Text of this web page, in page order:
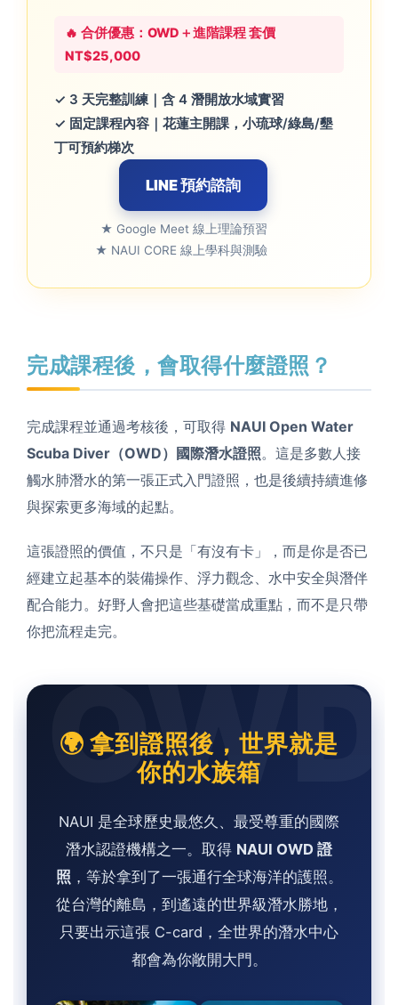
🔥 合併優惠：OWD＋進階課程 套價
NT$25,000
✓ 3 天完整訓練｜含 4 潛開放水域實習
✓ 固定課程內容｜花蓮主開課，小琉球/綠島/墾
丁可預約梯次
LINE 預約諮詢
★ Google Meet 線上理論預習
★ NAUI CORE 線上學科與測驗
完成課程後，會取得什麼證照？
完成課程並通過考核後，可取得 NAUI Open Water
Scuba Diver（OWD）國際潛水證照。這是多數人接
觸水肺潛水的第一張正式入門證照，也是後續持續進修
與探索更多海域的起點。
這張證照的價值，不只是「有沒有卡」，而是你是否已
經建立起基本的裝備操作、浮力觀念、水中安全與潛伴
配合能力。好野人會把這些基礎當成重點，而不是只帶
你把流程走完。
OWD
🌍 拿到證照後，世界就是
你的水族箱
NAUI 是全球歷史最悠久、最受尊重的國際
潛水認證機構之一。取得 NAUI OWD 證
照 ，等於拿到了一張通行全球海洋的護照。
從台灣的離島，到遙遠的世界級潛水勝地，
只要出示這張 C-card，全世界的潛水中心
都會為你敞開大門。